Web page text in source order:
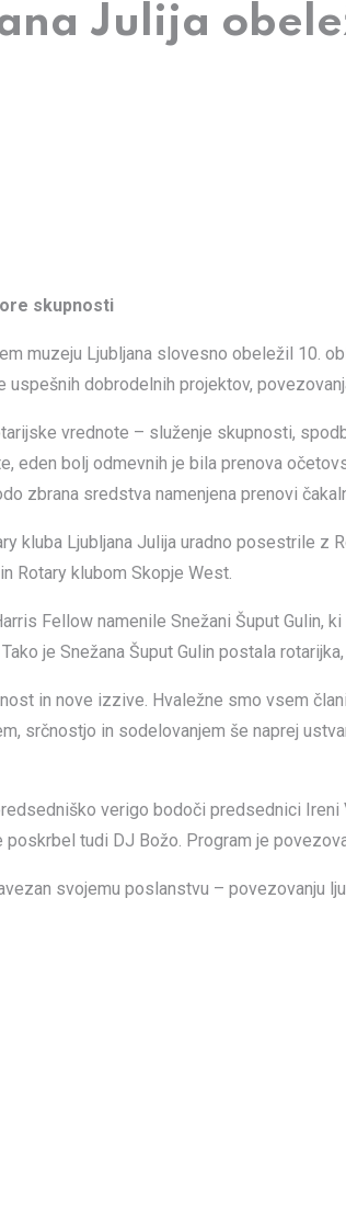
Julija
skupnosti
muzeju Ljubljana slovesno obeležil 10.
dobrodelnih projektov,
vrednote – služenje skupnosti,
eden bolj odmevnih je bila prenova
zbrana sredstva namenjena prenovi
kluba Ljubljana Julija uradno posestrile
Rotary klubom Skopje West.
Fellow namenile Snežani Šuput
je Snežana Šuput Gulin postala
in nove izzive. Hvaležne smo vsem
srčnostjo in sodelovanjem še naprej
verigo bodoči predsednici
tudi DJ Božo. Program je
svojemu poslanstvu – povezovanju